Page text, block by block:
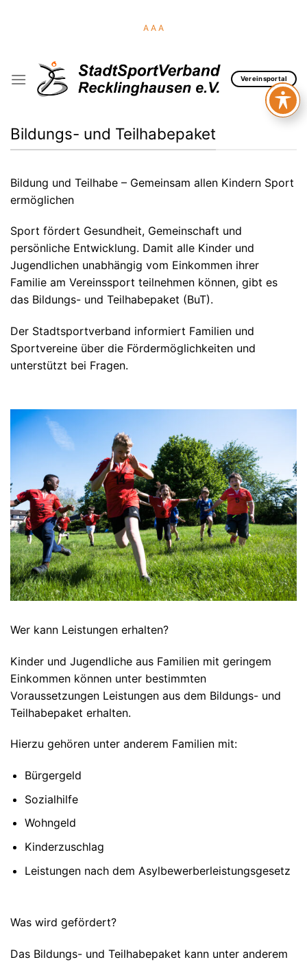
A A A
Vereinsportal
Bildungs- und Teilhabepaket
Bildung und Teilhabe – Gemeinsam allen Kindern Sport
ermöglichen
Sport fördert Gesundheit, Gemeinschaft und
persönliche Entwicklung. Damit alle Kinder und
Jugendlichen unabhängig vom Einkommen ihrer
Familie am Vereinssport teilnehmen können, gibt es
das Bildungs- und Teilhabepaket (BuT).
Der Stadtsportverband informiert Familien und
Sportvereine über die Fördermöglichkeiten und
unterstützt bei Fragen.
Wer kann Leistungen erhalten?
Kinder und Jugendliche aus Familien mit geringem
Einkommen können unter bestimmten
Voraussetzungen Leistungen aus dem Bildungs- und
Teilhabepaket erhalten.
Hierzu gehören unter anderem Familien mit:
Bürgergeld
Sozialhilfe
Wohngeld
Kinderzuschlag
Leistungen nach dem Asylbewerberleistungsgesetz
Was wird gefördert?
Das Bildungs- und Teilhabepaket kann unter anderem